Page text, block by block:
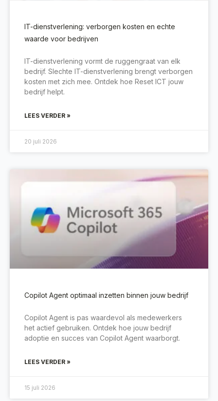
IT-dienstverlening: verborgen kosten en echte
waarde voor bedrijven
IT-dienstverlening vormt de ruggengraat van elk
bedrijf. Slechte IT-dienstverlening brengt verborgen
kosten met zich mee. Ontdek hoe Reset ICT jouw
bedrijf helpt.
LEES VERDER »
20 juli 2026
Copilot Agent optimaal inzetten binnen jouw bedrijf
Copilot Agent is pas waardevol als medewerkers
het actief gebruiken. Ontdek hoe jouw bedrijf
adoptie en succes van Copilot Agent waarborgt.
LEES VERDER »
15 juli 2026